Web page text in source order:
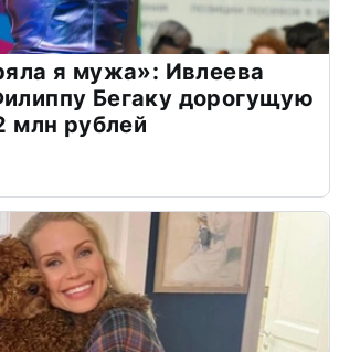
я мужа»: Ивлеева
Бегаку дорогущую
млн рублей